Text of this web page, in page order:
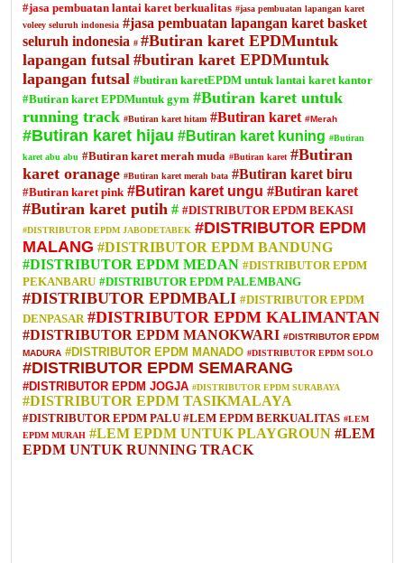
#jasa pembuatan lantai karet berkualitas #jasa pembuatan lapangan karet
voleey seluruh indonesia #jasa pembuatan lapangan karet basket
seluruh indonesia # #Butiran karet EPDMuntuk
lapangan futsal #butiran karet EPDMuntuk
lapangan futsal #butiran karetEPDM untuk lantai karet kantor
#Butiran karet EPDMuntuk gym #Butiran karet untuk
running track #Butiran karet hitam #Butiran karet #Merah
#Butiran karet hijau #Butiran karet kuning #Butiran
karet abu abu #Butiran karet merah muda #Butiran karet #Butiran
karet oranage #Butiran karet merah bata #Butiran karet biru
#Butiran karet pink #Butiran karet ungu #Butiran karet
#Butiran karet putih # #DISTRIBUTOR EPDM BEKASI
#DISTRIBUTOR EPDM JABODETABEK #DISTRIBUTOR EPDM
MALANG #DISTRIBUTOR EPDM BANDUNG
#DISTRIBUTOR EPDM MEDAN #DISTRIBUTOR EPDM
PEKANBARU #DISTRIBUTOR EPDM PALEMBANG
#DISTRIBUTOR EPDMBALI #DISTRIBUTOR EPDM
DENPASAR #DISTRIBUTOR EPDM KALIMANTAN
#DISTRIBUTOR EPDM MANOKWARI #DISTRIBUTOR EPDM
MADURA #DISTRIBUTOR EPDM MANADO #DISTRIBUTOR EPDM SOLO
#DISTRIBUTOR EPDM SEMARANG
#DISTRIBUTOR EPDM JOGJA #DISTRIBUTOR EPDM SURABAYA
#DISTRIBUTOR EPDM TASIKMALAYA
#DISTRIBUTOR EPDM PALU #LEM EPDM BERKUALITAS #LEM
EPDM MURAH #LEM EPDM UNTUK PLAYGROUN #LEM
EPDM UNTUK RUNNING TRACK